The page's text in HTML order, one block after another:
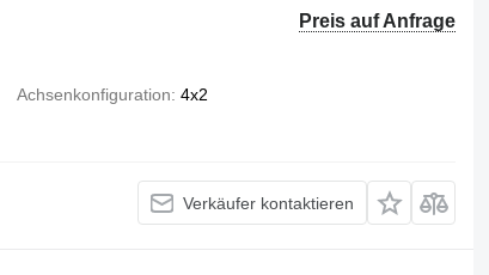
Preis auf Anfrage
Achsenkonfiguration 4x2
Verkäufer kontaktieren